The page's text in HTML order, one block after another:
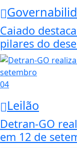
Caiado
pilares do
04
Leilão
Detran-GO
em 12 de